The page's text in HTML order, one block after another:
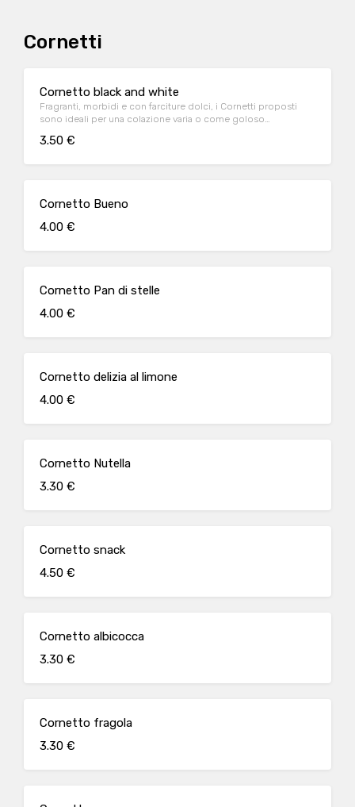
Cornetti
Cornetto black and white
Fragranti, morbidi e con farciture dolci, i Cornetti proposti
sono ideali per una colazione varia o come goloso
3.50 €
Cornetto Bueno
4.00 €
Cornetto Pan di stelle
4.00 €
Cornetto delizia al limone
4.00 €
Cornetto Nutella
3.30 €
Cornetto snack
4.50 €
Cornetto albicocca
3.30 €
Cornetto fragola
3.30 €